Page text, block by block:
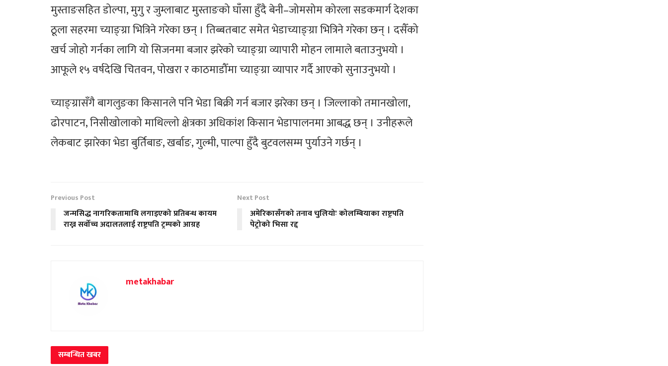
मुस्ताङसहित डोल्पा, मुगु र जुम्लाबाट मुस्ताङको घाँसा हुँदै बेनी–जोमसोम कोरला सडकमार्ग देशका
ठूला सहरमा च्याङ्ग्रा भित्रिने गरेका छन् । तिब्बतबाट समेत भेडाच्याङ्ग्रा भित्रिने गरेका छन् । दसैँको
खर्च जोहो गर्नका लागि यो सिजनमा बजार झरेको च्याङ्ग्रा व्यापारी मोहन लामाले बताउनुभयो ।
आफूले १५ वर्षदेखि चितवन, पोखरा र काठमाडौँमा च्याङ्ग्रा व्यापार गर्दै आएको सुनाउनुभयो ।
च्याङ्ग्रासँगै बागलुङका किसानले पनि भेडा बिक्री गर्न बजार झरेका छन् । जिल्लाको तमानखोला,
ढोरपाटन, निसीखोलाको माथिल्लो क्षेत्रका अधिकांश किसान भेडापालनमा आबद्ध छन् । उनीहरूले
लेकबाट झारेका भेडा बुर्तिबाङ, खर्बाङ, गुल्मी, पाल्पा हुँदै बुटवलसम्म पुर्याउने गर्छन् ।
Previous Post
जन्मसिद्ध नागरिकतामाथि लगाइएको प्रतिबन्ध कायम
राख्न सर्वोच्च अदालतलाई राष्ट्रपति ट्रम्पको आग्रह
Next Post
अमेरिकासँगको तनाव चुलियोः कोलम्बियाका राष्ट्रपति
पेट्रोको भिसा रद्द
metakhabar
सम्बन्धितखबर